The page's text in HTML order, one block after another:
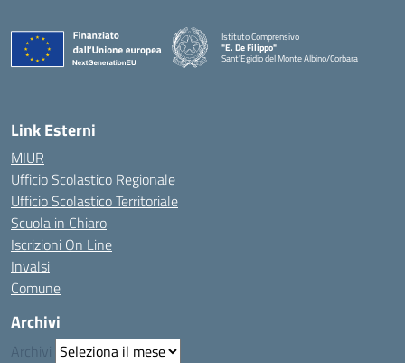
Istituto Comprensivo
"E. De Filippo"
Sant'Egidio del Monte Albino/Corbara
Link Esterni
MIUR
Ufficio Scolastico Regionale
Ufficio Scolastico Territoriale
Scuola in Chiaro
Iscrizioni On Line
Invalsi
Comune
Archivi
Archivi